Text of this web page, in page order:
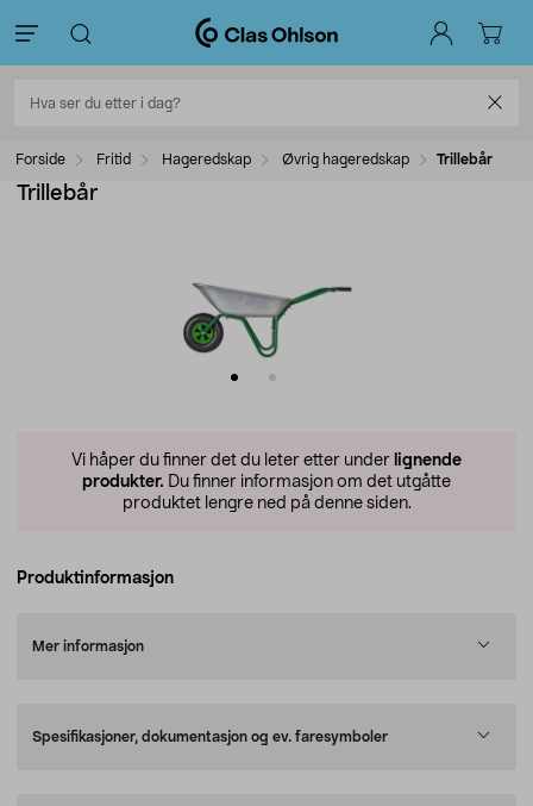
Forside Fritid Hageredskap Øvrig hageredskap Trillebår
Trillebår
Vi håper du finner det du leter etter under lignende
produkter. Du finner informasjon om det utgåtte
produktet lengre ned på denne siden.
Produktinformasjon
Mer informasjon
Spesifikasjoner, dokumentasjon og ev. faresymboler